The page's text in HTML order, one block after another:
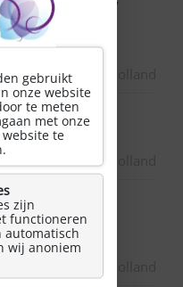
met NAH /
– Klaverjassen
Zuid-Holland
in de
gebruikt
onze website
te meten
met onze
te
zijn
functioneren
automatisch
wij anoniem